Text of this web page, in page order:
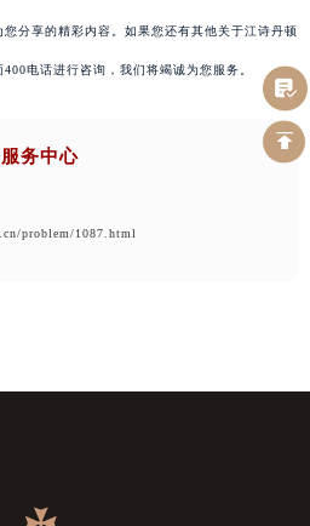
您分享的精彩内容。如果您还有其他关于江诗丹顿
电话进行咨询，我们将竭诚为您服务。
务中心
problem/1087.html